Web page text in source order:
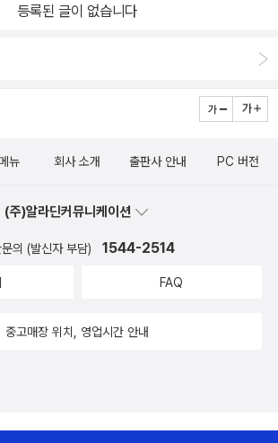
등록된 글이 없습니다
뉴 회사 소개 출판사 안내 PC 버전
(주)알라딘커뮤니케이션
문의 (발신자 부담) 1544-2514
FAQ
중고매장 위치, 영업시간 안내